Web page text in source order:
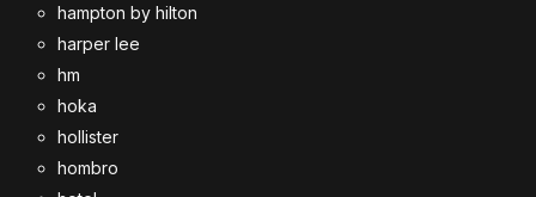
hampton by hilton
harper lee
hm
hoka
hollister
hombro